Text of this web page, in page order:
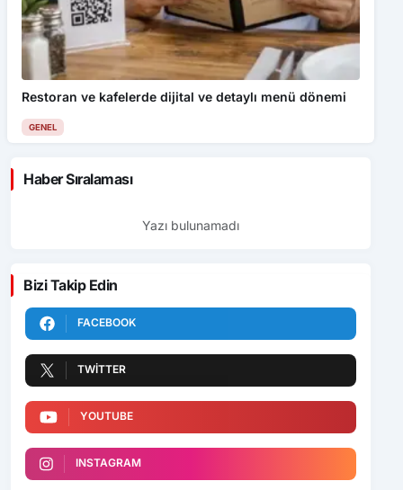
Restoran ve kafelerde dijital ve detaylı menü dönemi
GENEL
Haber Sıralaması
Yazı bulunamadı
Bizi Takip Edin
FACEBOOK
TWITTER
YOUTUBE
INSTAGRAM